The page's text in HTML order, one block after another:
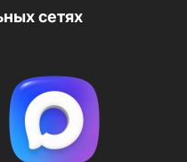
сетях